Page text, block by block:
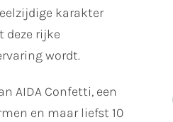
karakter
deze rijke
wordt.
AIDA Confetti, een
en maar liefst 10